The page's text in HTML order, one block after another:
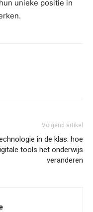
unieke positie in
Volgend artikel
in de klas: hoe
tools het onderwijs
veranderen